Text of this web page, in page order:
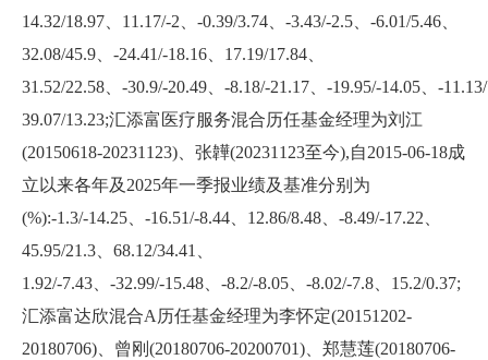
14.32/18.97、11.17/-2、-0.39/3.74、-3.43/-2.5、-6.01/5.46、
32.08/45.9、-24.41/-18.16、17.19/17.84、
31.52/22.58、-30.9/-20.49、-8.18/-21.17、-19.95/-14.05、-
39.07/13.23;汇添富医疗服务混合历任基金经理为刘江
(20150618-20231123)、张韡(20231123至今),自2015-06-18成
立以来各年及2025年一季报业绩及基准分别为
(%):-1.3/-14.25、-16.51/-8.44、12.86/8.48、-8.49/-17.22、
45.95/21.3、68.12/34.41、
1.92/-7.43、-32.99/-15.48、-8.2/-8.05、-8.02/-7.8、15.2/0.37;
汇添富达欣混合A历任基金经理为李怀定(20151202-
20180706)、曾刚(20180706-20200701)、郑慧莲(20180706-